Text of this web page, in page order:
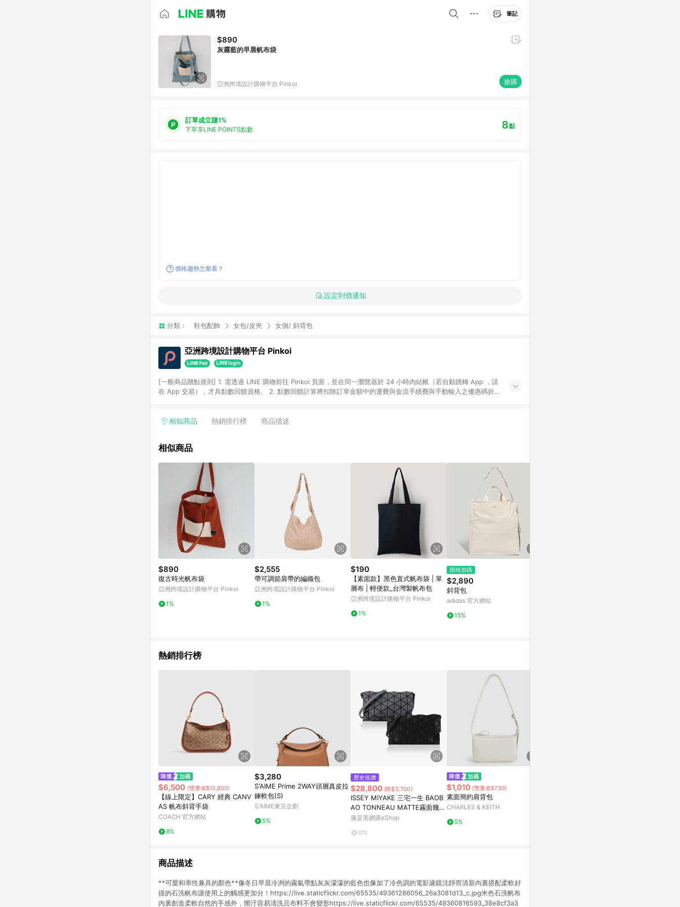
筆記
$890
灰霧藍的早晨帆布袋
亞洲跨境設計購物平台 Pinkoi 搶購
訂單成立賺1%
下單享LINE POINTS點數 8點
價格趨勢怎麼看？
設定到價通知
分類： 鞋包配飾 女包/皮夾 女側/ 斜背包
亞洲跨境設計購物平台 Pinkoi
[一般商品贈點規則] 1. 需透過 LINE 購物前往 Pinkoi 頁面，並在同一瀏覽器於 24 小時內結帳（若自動跳轉 App ，請
在 App 交易），才具點數回饋資格。 2. 點數回饋計算將扣除訂單金額中的運費與金流手續費與手動輸入之優惠碼折
格，部分退款不在此限。 6. APP 請更新至Android v4.6.0 / iOS v4.1.5 以上才具贈點資格。 7. 點數將於出貨後 45 天
使用規則請以點數紅包活動說明為準。 11. 若於 LINE 購物前往 Pinkoi 頁面後才首次下載 Pinkoi APP 並完成訂單，不
相似商品 熱銷排行榜 商品描述
相似商品
$890
復古時光帆布袋
亞洲跨境設計購物平台 Pinkoi
1%
$2,555
帶可調節肩帶的編織包
亞洲跨境設計購物平台 Pinkoi
1%
$190
【素面款】黑色直式帆布袋 | 單
層布 | 輕便款_台灣製帆布包
亞洲跨境設計購物平台 Pinkoi
1%
限時加碼
$2,890
斜背包
adidas 官方網站
15%
熱銷排行榜
$6,500 (雙重省$10,800)
【線上限定】CARY 經典 CANV
AS 帆布斜背手袋
COACH 官方網站
8%
$3,280
S'AIME Prime 2WAY頭層真皮拉
鍊軟包(S)
S'AIME東京企劃
5%
歷史低價
$28,800 (降$3,700)
ISSEY MIYAKE 三宅一生 BAOB
AO TONNEAU MATTE霧面幾何
菱格翻蓋斜背包-任選色
康是美網購eShop
0%
$1,010 (雙重省$730)
素面簡約肩背包
CHARLES & KEITH
5%
商品描述
**可愛和率性兼具的顏色**像冬日早晨冷冽的霧氣帶點灰灰濛濛的藍色也像加了冷色調的電影濾鏡沈靜而清新內裏搭配柔軟好
摸的石洗帆布讓使用上的觸感更加分！https://live.staticflickr.com/65535/49361286056_26a3081d13_c.jpg米色石洗帆布
內裏創造柔軟自然的手感外，髒汙容易清洗且布料不會變形https://live.staticflickr.com/65535/49360816593_38e8cf3a3